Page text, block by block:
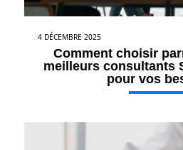
4 DÉCEMBRE 2025
Comment choisir
meilleurs consultants
pour vos